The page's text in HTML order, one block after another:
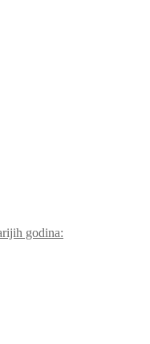
4,49
4,89
5,00
godina: